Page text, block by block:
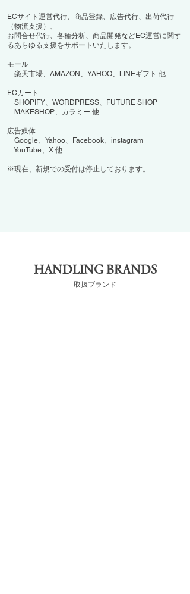
ECサイト運営代行、商品登録、広告代行、出荷代行
（物流支援）、
お問合せ代行、各種分析、商品開発などEC運営に関す
るあらゆる支援をサポートいたします。
モール
楽天市場、AMAZON、YAHOO、LINEギフト 他
ECカート
SHOPIFY、WORDPRESS、FUTURE SHOP
MAKESHOP、カラミー 他
広告媒体
Google、Yahoo、Facebook、instagram
YouTube、X 他
​※現在、新規での受付は停止しております。
HANDLING BRANDS
取扱ブランド